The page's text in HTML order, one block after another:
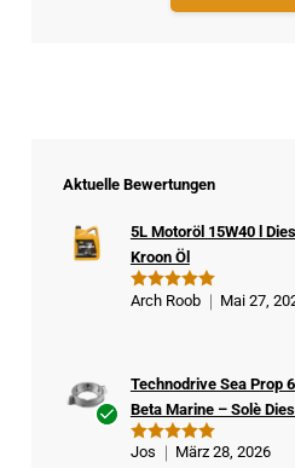
Aktuelle Bewertungen
Bewertet
5L Motoröl 15W40 l
Kroon Öl
Arch Roob Mai 27,
Bewertet
Technodrive Sea Prop
Beta Marine – Solè
Jos März 28, 2026